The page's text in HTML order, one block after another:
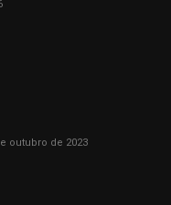
outubro de 2023